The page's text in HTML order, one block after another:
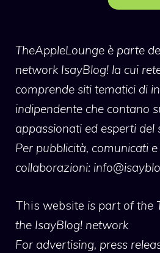
TheAppleLounge è parte
network IsayBlog! la cui
comprende siti tematici di
indipendente che contano
appassionati ed esperti del
Per pubblicità, comunicati e
collaborazioni:
This website is part of the
the IsayBlog! network
For advertising, press